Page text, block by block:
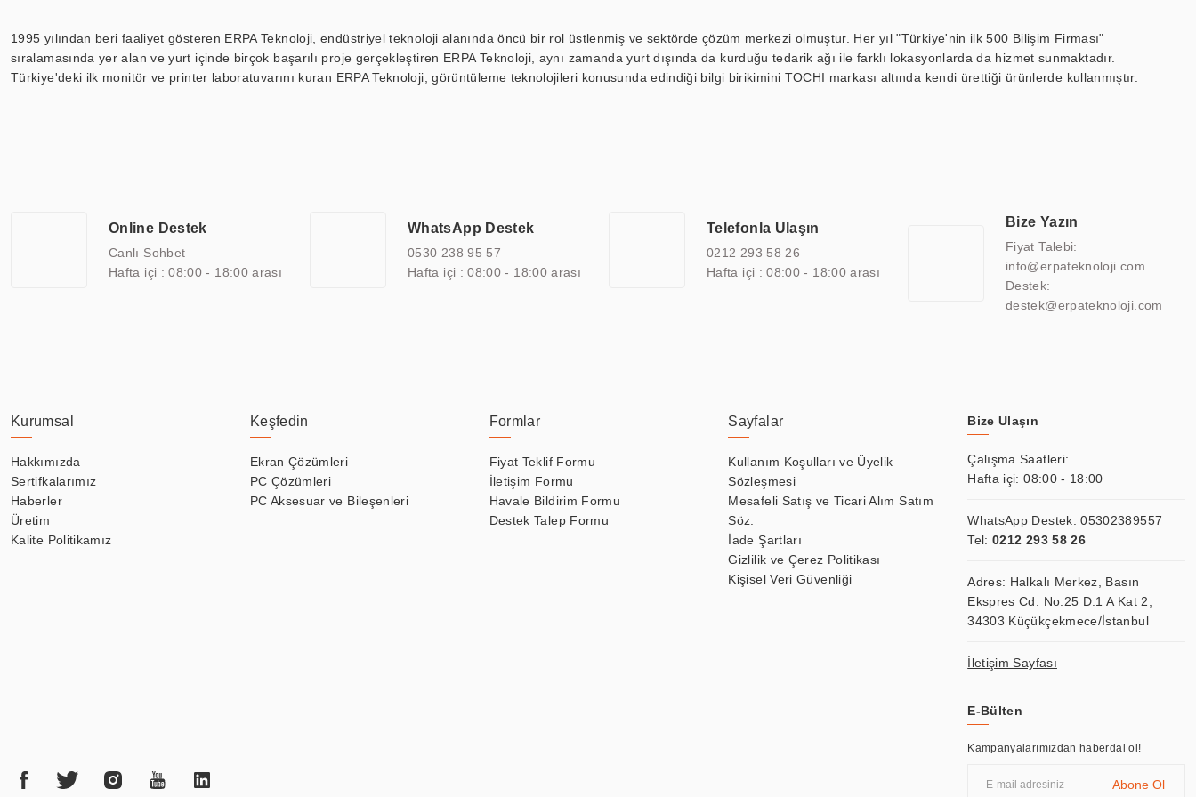
1995 yılından beri faaliyet gösteren ERPA Teknoloji, endüstriyel teknoloji alanında öncü bir rol üstlenmiş ve sektörde çözüm merkezi olmuştur. Her yıl "Türkiye'nin ilk 500 Bilişim Firması"
sıralamasında yer alan ve yurt içinde birçok başarılı proje gerçekleştiren ERPA Teknoloji, aynı zamanda yurt dışında da kurduğu tedarik ağı ile farklı lokasyonlarda da hizmet sunmaktadır.
Türkiye'deki ilk monitör ve printer laboratuvarını kuran ERPA Teknoloji, görüntüleme teknolojileri konusunda edindiği bilgi birikimini TOCHI markası altında kendi ürettiği ürünlerde kullanmıştır.
arasında yer almaktadır. ERPA Teknoloji, uluslararası standartlarda kalite belgelerine ve sertifikalara sahip olup, etik değerlere bağlı bir şekilde hareket etmektedir. Kaliteli ekipmanı, uzman kadroları,
yılların getirdiği bilgi ve tecrübe ile birleştiren ERPA Teknoloji, özel çözümleri ile iş ortaklarının öne çıkmasına ve sürekli gelişimine katkı sağlamaktadır.
Online Destek
Canlı Sohbet
Hafta içi : 08:00 - 18:00 arası
WhatsApp Destek
0530 238 95 57
Hafta içi : 08:00 - 18:00 arası
Telefonla Ulaşın
0212 293 58 26
Hafta içi : 08:00 - 18:00 arası
Bize Yazın
Fiyat Talebi:
info@erpateknoloji.com
Destek:
destek@erpateknoloji.com
Kurumsal
Hakkımızda
Sertifkalarımız
Haberler
Üretim
Kalite Politikamız
Keşfedin
Ekran Çözümleri
PC Çözümleri
PC Aksesuar ve Bileşenleri
Formlar
Fiyat Teklif Formu
İletişim Formu
Havale Bildirim Formu
Destek Talep Formu
Sayfalar
Kullanım Koşulları ve Üyelik
Sözleşmesi
Mesafeli Satış ve Ticari Alım Satım
Söz.
İade Şartları
Gizlilik ve Çerez Politikası
Kişisel Veri Güvenliği
Bize Ulaşın
Çalışma Saatleri:
Hafta içi: 08:00 - 18:00
WhatsApp Destek:05302389557
Tel: 0212 293 58 26
Adres: Halkalı Merkez, Basın
Ekspres Cd. No:25 D:1 A Kat 2,
34303 Küçükçekmece/İstanbul
İletişim Sayfası
E-Bülten
Kampanyalarımızdan haberdal ol!
Abone Ol